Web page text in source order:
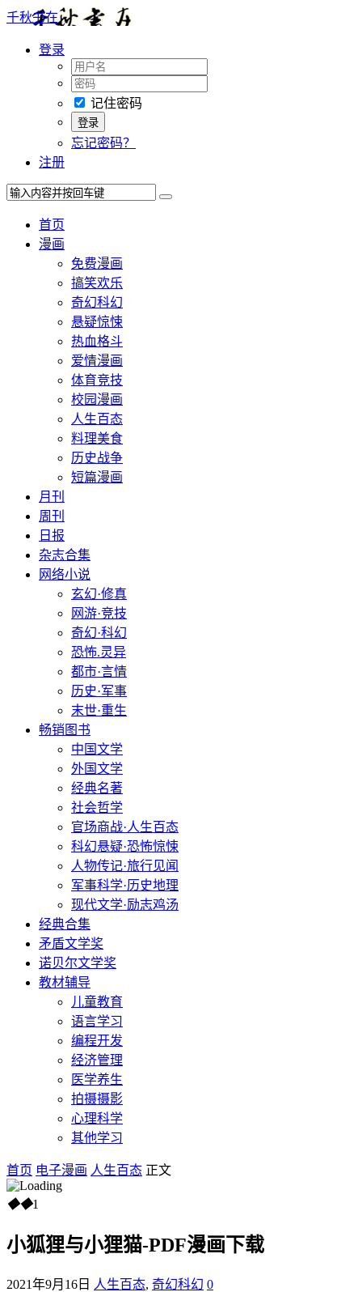
千秋书在
登录
记住密码
忘记密码？
注册
首页
漫画
免费漫画
搞笑欢乐
奇幻科幻
悬疑惊悚
热血格斗
爱情漫画
体育竞技
校园漫画
人生百态
料理美食
历史战争
短篇漫画
月刊
周刊
日报
杂志合集
网络小说
玄幻·修真
网游·竞技
奇幻·科幻
恐怖.灵异
都市·言情
历史·军事
末世·重生
畅销图书
中国文学
外国文学
经典名著
社会哲学
官场商战·人生百态
科幻悬疑·恐怖惊悚
人物传记·旅行见闻
军事科学·历史地理
现代文学·励志鸡汤
经典合集
矛盾文学奖
诺贝尔文学奖
教材辅导
儿童教育
语言学习
编程开发
经济管理
医学养生
拍摄摄影
心理科学
其他学习
首页 电子漫画 人生百态 正文
◆◆1
小狐狸与小狸猫-PDF漫画下载
2021年9月16日 人生百态, 奇幻科幻 0